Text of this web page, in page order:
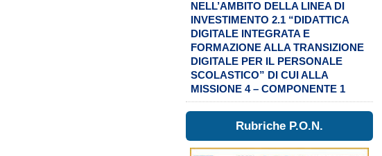
NELL’AMBITO DELLA LINEA DI
INVESTIMENTO 2.1 “DIDATTICA
DIGITALE INTEGRATA E
FORMAZIONE ALLA TRANSIZIONE
DIGITALE PER IL PERSONALE
SCOLASTICO” DI CUI ALLA
MISSIONE 4 – COMPONENTE 1
Rubriche P.O.N.